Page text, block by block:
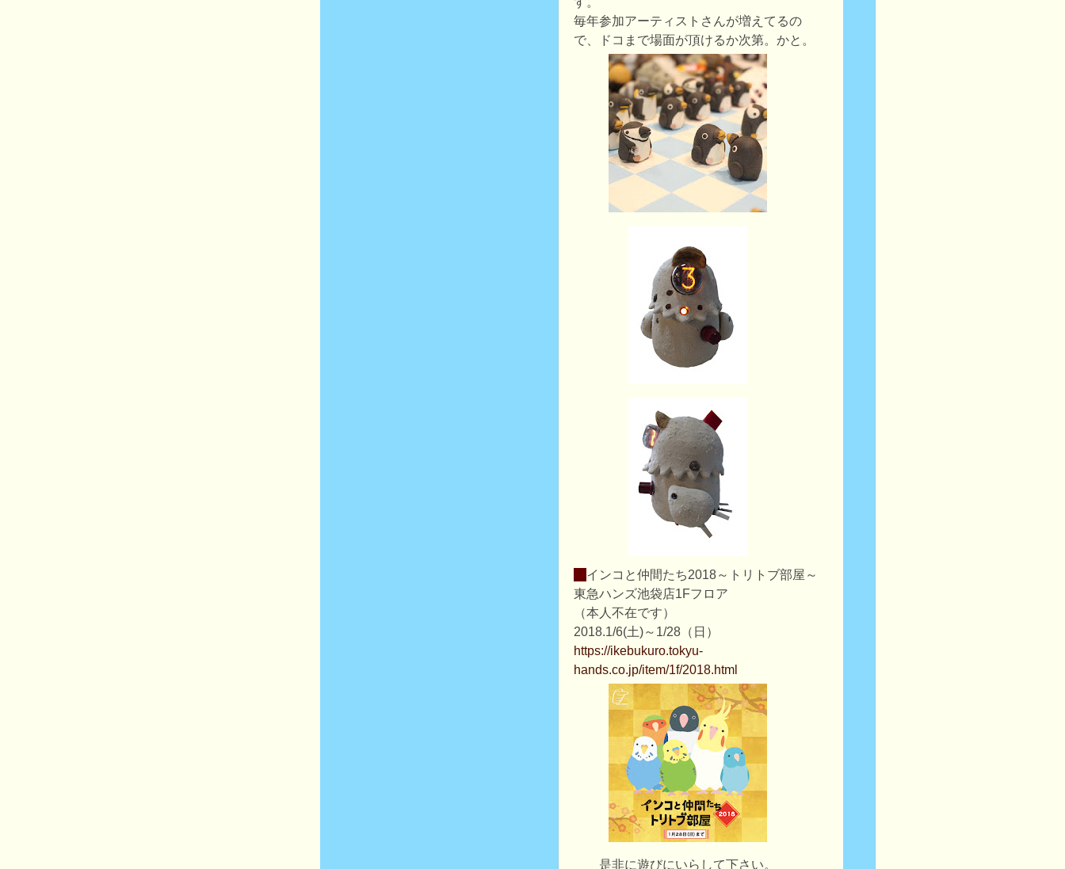
毎年参加アーティストさんが増えてるの
で、ドコまで場面が頂けるか次第。かと。
インコと仲間たち2018～トリトブ部屋～
東急ハンズ池袋店1Fフロア
（本人不在です）
2018.1/6(土)～1/28（日）
https://ikebukuro.tokyu-
hands.co.jp/item/1f/2018.html
是非に遊びにいらして下さい。